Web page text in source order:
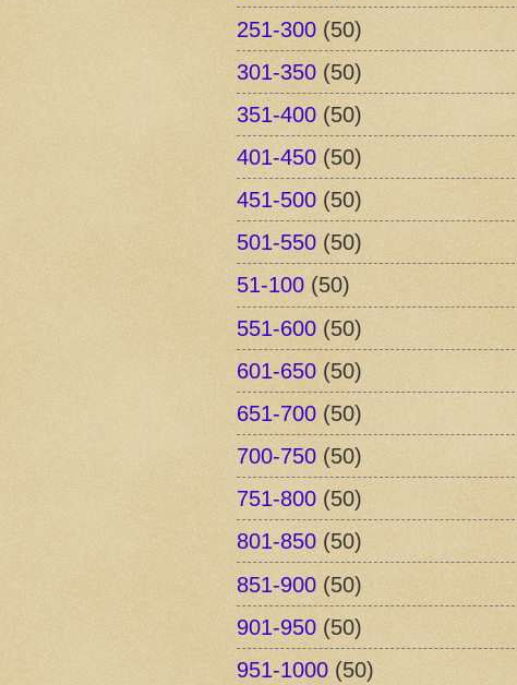
251-300 (50)
301-350 (50)
351-400 (50)
401-450 (50)
451-500 (50)
501-550 (50)
51-100 (50)
551-600 (50)
601-650 (50)
651-700 (50)
700-750 (50)
751-800 (50)
801-850 (50)
851-900 (50)
901-950 (50)
951-1000 (50)